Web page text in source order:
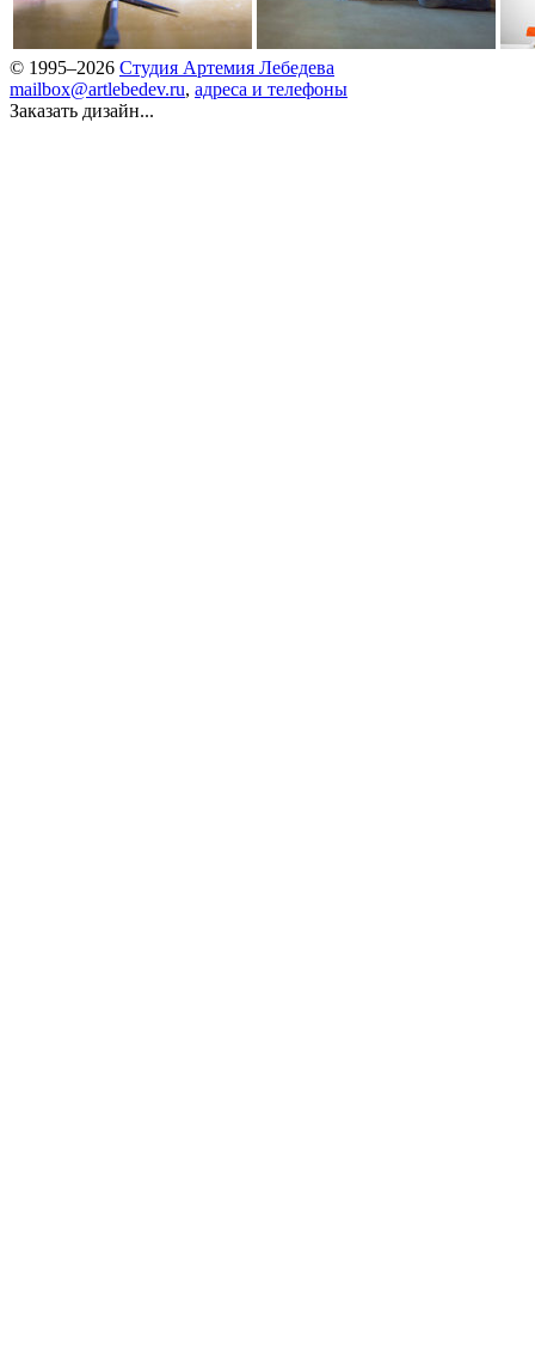
© 1995–2026 Студия Артемия Лебедева
mailbox@artlebedev.ru, адреса и телефоны
Заказать дизайн...